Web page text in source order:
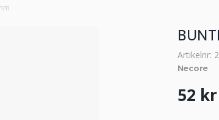
Artikelnr:
Necore
52 kr